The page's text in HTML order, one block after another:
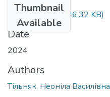
Thumbnail
Available
Dokument.docx(26.32 KB)
Date
2024
Authors
Тільняк, Неоніла Василівна